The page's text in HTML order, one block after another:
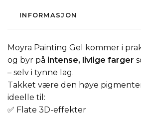
INFORMASJON
Moyra Painting Gel kommer i
og byr på intense, livlige farger
– selv i tynne lag.
Takket være den høye
ideelle til:
✅ Flate 3D-effekter